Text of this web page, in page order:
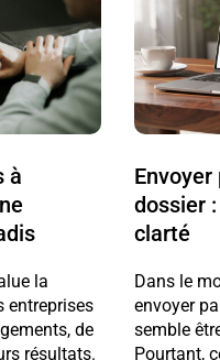
à
la
entreprises
de
résultats.
Envoyer
dossier
clarté
Dans le
envoyer
semble
Pourtant,